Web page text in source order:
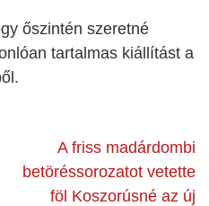
őszintén szeretné
tartalmas kiállítást a
A friss madárdombi
betöréssorozatot vetette
föl Koszorúsné az új